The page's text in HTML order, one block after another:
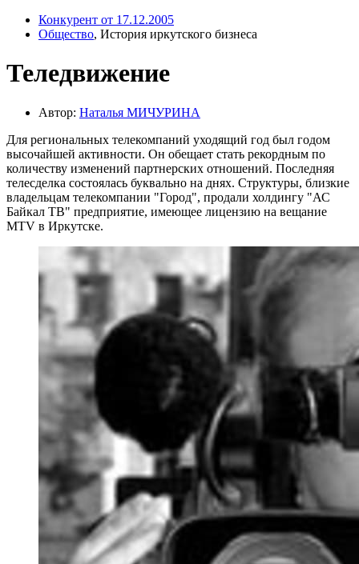
Конкурент от 17.12.2005
Общество, История иркутского бизнеса
Теледвижение
Автор: Наталья МИЧУРИНА
Для региональных телекомпаний уходящий год был годом
высочайшей активности. Он обещает стать рекордным по
количеству изменений партнерских отношений. Последняя
телесделка состоялась буквально на днях. Структуры, близкие
владельцам телекомпании "Город", продали холдингу "АС
Байкал ТВ" предприятие, имеющее лицензию на вещание
MTV в Иркутске.